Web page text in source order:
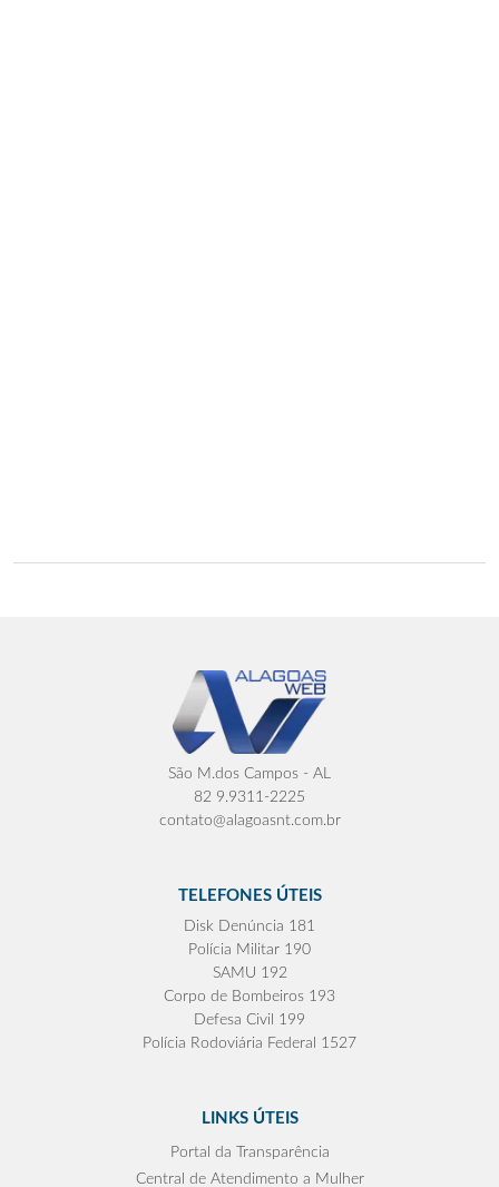
São M.dos Campos - AL
82 9.9311-2225
contato@alagoasnt.com.br
TELEFONES ÚTEIS
Disk Denúncia 181
Polícia Militar 190
SAMU 192
Corpo de Bombeiros 193
Defesa Civil 199
Polícia Rodoviária Federal 1527
LINKS ÚTEIS
Portal da Transparência
Central de Atendimento a Mulher